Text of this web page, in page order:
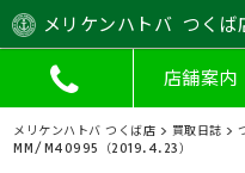
メリケンハトバ つくば
店舗案内
メリケンハトバ つくば店 > 買取日誌 >
MM/M40995（2019.4.23）